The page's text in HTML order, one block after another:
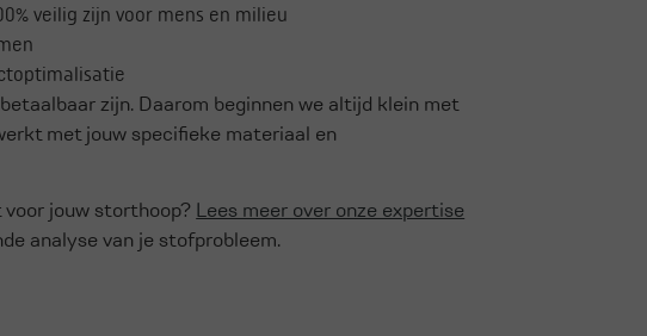
veilig zijn voor mens en milieu
zijn. Daarom beginnen we altijd klein met
met jouw specifieke materiaal en
jouw storthoop? Lees meer over onze expertise
analyse van je stofprobleem.